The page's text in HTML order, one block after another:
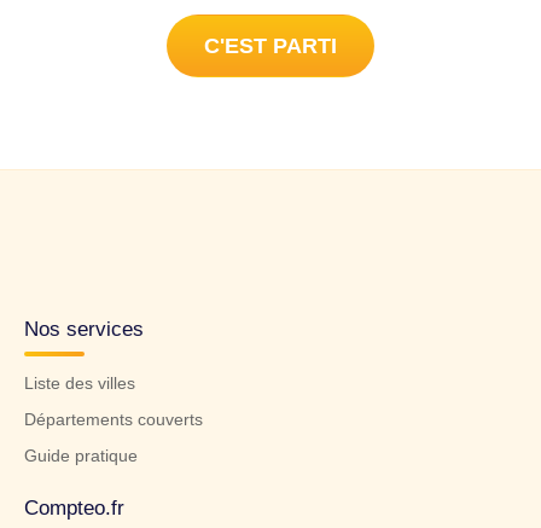
C'EST PARTI
Nos services
Liste des villes
Départements couverts
Guide pratique
Compteo.fr